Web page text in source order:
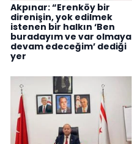
Akpınar: “Erenköy bir
direnişin, yok edilmek
istenen bir halkın ‘Ben
buradayım ve var olmaya
devam edeceğim’ dediği
yer